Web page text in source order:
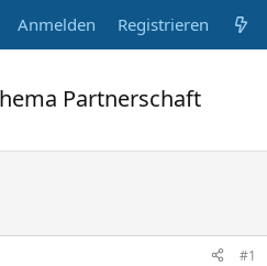
Anmelden Registrieren
Partnerschaft
#1